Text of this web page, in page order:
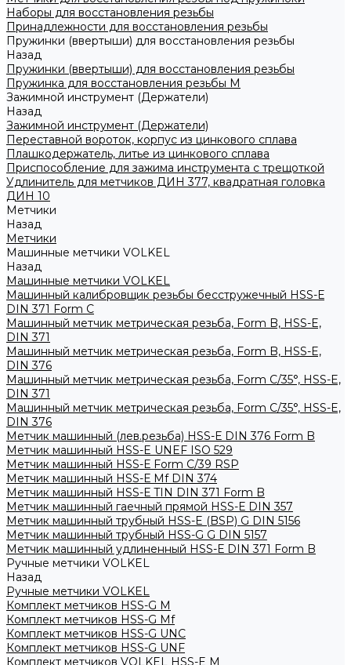
Наборы для восстановления резьбы
Принадлежности для восстановления резьбы
Пружинки (ввертыши) для восстановления резьбы
Назад
Пружинки (ввертыши) для восстановления резьбы
Пружинка для восстановления резьбы M
Зажимной инструмент (Держатели)
Назад
Зажимной инструмент (Держатели)
Переставной вороток, корпус из цинкового сплава
Плашкодержатель, литье из цинкового сплава
Приспособление для зажима инструмента с трещоткой
Удлинитель для метчиков ДИН 377, квадратная головка
ДИН 10
Метчики
Назад
Метчики
Машинные метчики VOLKEL
Назад
Машинные метчики VOLKEL
Машинный калибровщик резьбы бесстружечный HSS-Е
DIN 371 Form C
Машинный метчик метрическая резьба, Form B, HSS-E,
DIN 371
Машинный метчик метрическая резьба, Form B, HSS-E,
DIN 376
Машинный метчик метрическая резьба, Form С/35°, HSS-E,
DIN 371
Машинный метчик метрическая резьба, Form С/35°, HSS-E,
DIN 376
Метчик машинный (лев.резьба) HSS-Е DIN 376 Form B
Метчик машинный HSS-E UNEF ISO 529
Метчик машинный HSS-Е Form C/39 RSP
Метчик машинный HSS-Е Mf DIN 374
Метчик машинный HSS-Е TIN DIN 371 Form B
Метчик машинный гаечный прямой HSS-Е DIN 357
Метчик машинный трубный HSS-E (BSP) G DIN 5156
Метчик машинный трубный HSS-G G DIN 5157
Метчик машинный удлиненный HSS-Е DIN 371 Form B
Ручные метчики VOLKEL
Назад
Ручные метчики VOLKEL
Комплект метчиков HSS-G M
Комплект метчиков HSS-G Mf
Комплект метчиков HSS-G UNC
Комплект метчиков HSS-G UNF
Комплект метчиков VOLKEL HSS-E M